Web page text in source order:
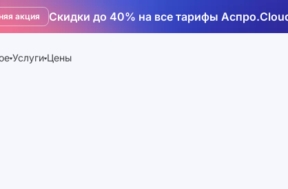
акция Скидки до 40% на все тарифы
Услуги Цены